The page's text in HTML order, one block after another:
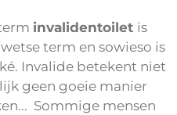
invalidentoilet is
term en sowieso is
Invalide betekent niet
geen goeie manier
Sommige mensen